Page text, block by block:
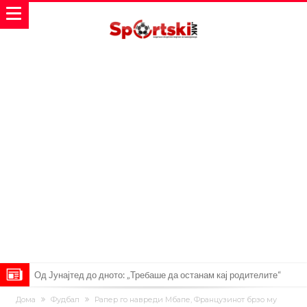
Фергусон: Мурињо требаше да ме наследи, ми се јави на телефон
и плачеше
Бомба од Мадрид: Арда Ѓулер ја прифати понудата од 18
Дома Фудбал
Рапер го навреди Мбапе, Французинот брзо му